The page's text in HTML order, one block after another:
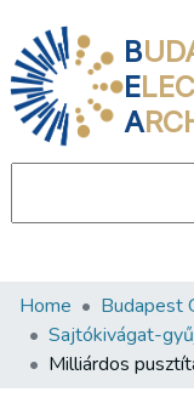
B
E
A
Communities &
All of DSpace
Home Budapest
Sajtókivágat-